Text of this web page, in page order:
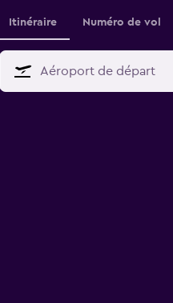
Itinéraire Numéro de vol